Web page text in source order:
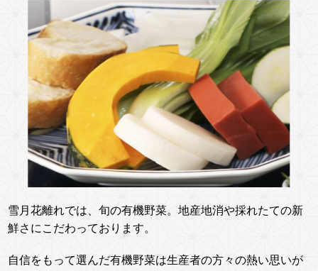
雪月花離れでは、旬の有機野菜。地産地消や採れたての新
鮮さにこだわっております。
自信をもって選んだ有機野菜は生産者の方々の熱い思いが